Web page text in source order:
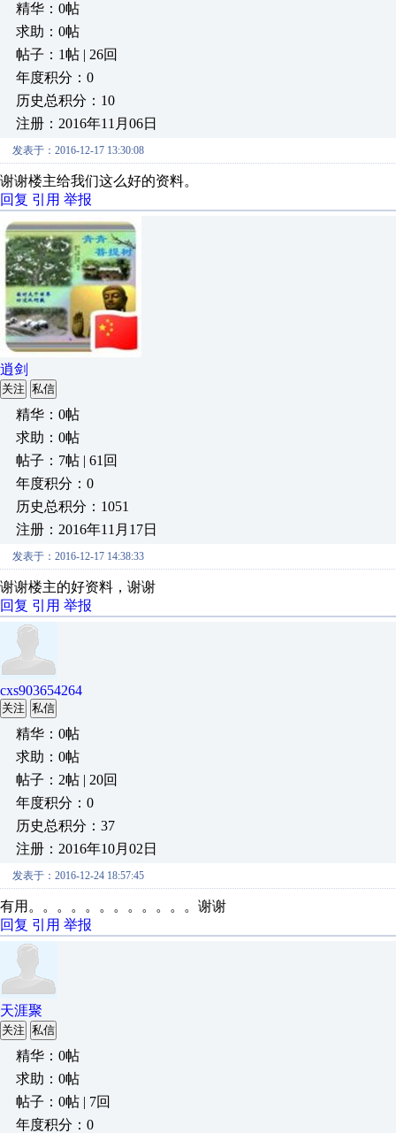
精华：0帖
求助：0帖
帖子：1帖 | 26回
年度积分：0
历史总积分：10
注册：2016年11月06日
发表于：2016-12-17 13:30:08
谢谢楼主给我们这么好的资料。
回复 引用 举报
逍剑
关注 私信
精华：0帖
求助：0帖
帖子：7帖 | 61回
年度积分：0
历史总积分：1051
注册：2016年11月17日
发表于：2016-12-17 14:38:33
谢谢楼主的好资料，谢谢
回复 引用 举报
cxs903654264
关注 私信
精华：0帖
求助：0帖
帖子：2帖 | 20回
年度积分：0
历史总积分：37
注册：2016年10月02日
发表于：2016-12-24 18:57:45
有用。。。。。。。。。。。。谢谢
回复 引用 举报
天涯聚
关注 私信
精华：0帖
求助：0帖
帖子：0帖 | 7回
年度积分：0